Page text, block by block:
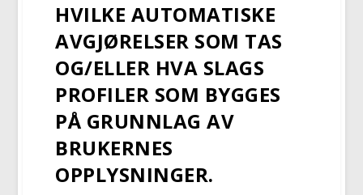
HVILKE AUTOMATISKE
AVGJØRELSER SOM TAS
OG/ELLER HVA SLAGS
PROFILER SOM BYGGES
PÅ GRUNNLAG AV
BRUKERNES
OPPLYSNINGER.